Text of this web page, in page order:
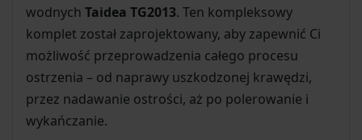
wodnych Taidea TG2013. Ten kompleksowy
komplet został zaprojektowany, aby zapewnić Ci
możliwość przeprowadzenia całego procesu
ostrzenia – od naprawy uszkodzonej krawędzi,
przez nadawanie ostrości, aż po polerowanie i
wykańczanie.